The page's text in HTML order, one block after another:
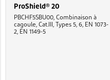
ProShield® 20
PBCHF5SBU00, Combinaison à
cagoule, Cat.III, Types 5, 6, EN 1073-
2, EN 1149-5